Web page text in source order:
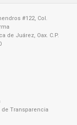
#122, Col.
de Juárez, Oax. C.P.
Transparencia